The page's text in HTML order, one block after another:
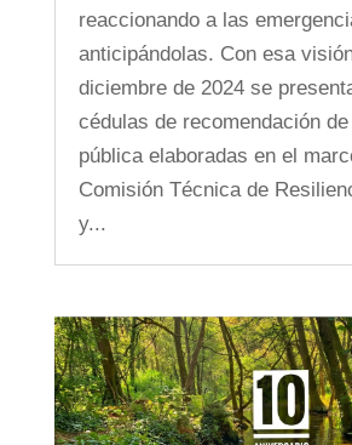
reaccionando a las
anticipándolas. Con esa
diciembre de 2024 se
cédulas de recomendación
pública elaboradas en el
Comisión Técnica de
y...